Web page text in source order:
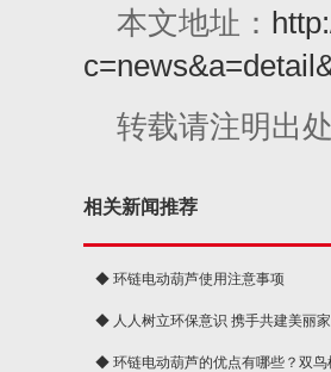
本文地址：
转载请注明出
相关新闻推荐
◆ 环链电动葫芦使用注意事项
◆ 人人树立环保意识 携手共建美丽
球◆ 环链电动葫芦的优点有哪些？双鸟